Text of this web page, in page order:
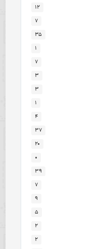
۱۲
۷
۳۵
۱
۷
۳
۳
۱
۴
۳۷
۲۰
۰
۳۹
۷
۹
۵
۲
۲